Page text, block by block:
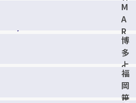
目
店
尻
店
M
A
R
K
I
S
福
岡
博
多
上
川
端
福
岡
笹